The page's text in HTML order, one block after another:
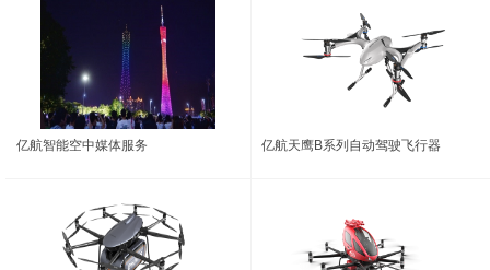
亿航智能空中媒体服务 亿航天鹰B系列自动驾驶飞行器